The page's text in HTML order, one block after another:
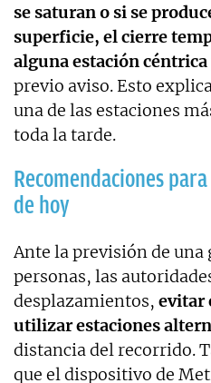
se saturan o si se
superficie, el cierre
alguna estación
previo aviso. Esto
una de las estaciones
toda la tarde.
Recomendaciones
de hoy
Ante la previsión de una
personas, las
desplazamientos, evitar
utilizar estaciones
distancia del recorrido.
que el dispositivo de